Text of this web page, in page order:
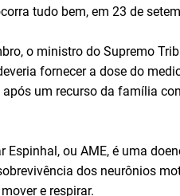
tudo bem, em 23 de
o ministro do Supremo
fornecer a dose do
após um recurso da família
Espinhal, ou AME, é uma
dos neurônios
e respirar.